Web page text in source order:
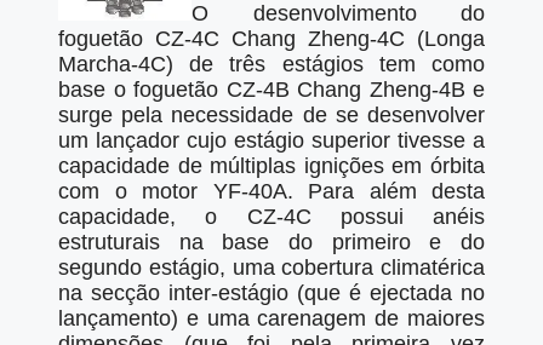
O desenvolvimento do
foguetão CZ-4C Chang Zheng-4C (Longa
Marcha-4C) de três estágios tem como
base o foguetão CZ-4B Chang Zheng-4B e
surge pela necessidade de se desenvolver
um lançador cujo estágio superior tivesse a
capacidade de múltiplas ignições em órbita
com o motor YF-40A. Para além desta
capacidade, o CZ-4C possui anéis
estruturais na base do primeiro e do
segundo estágio, uma cobertura climatérica
na secção inter-estágio (que é ejectada no
lançamento) e uma carenagem de maiores